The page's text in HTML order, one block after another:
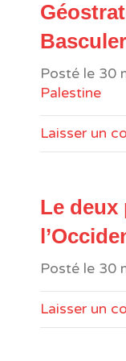
Posté le 30
Palestine
Laisser un
Le deux
Posté le 30
Laisser un